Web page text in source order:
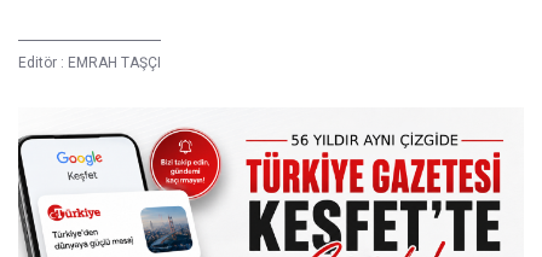
Editör : EMRAH TAŞÇI